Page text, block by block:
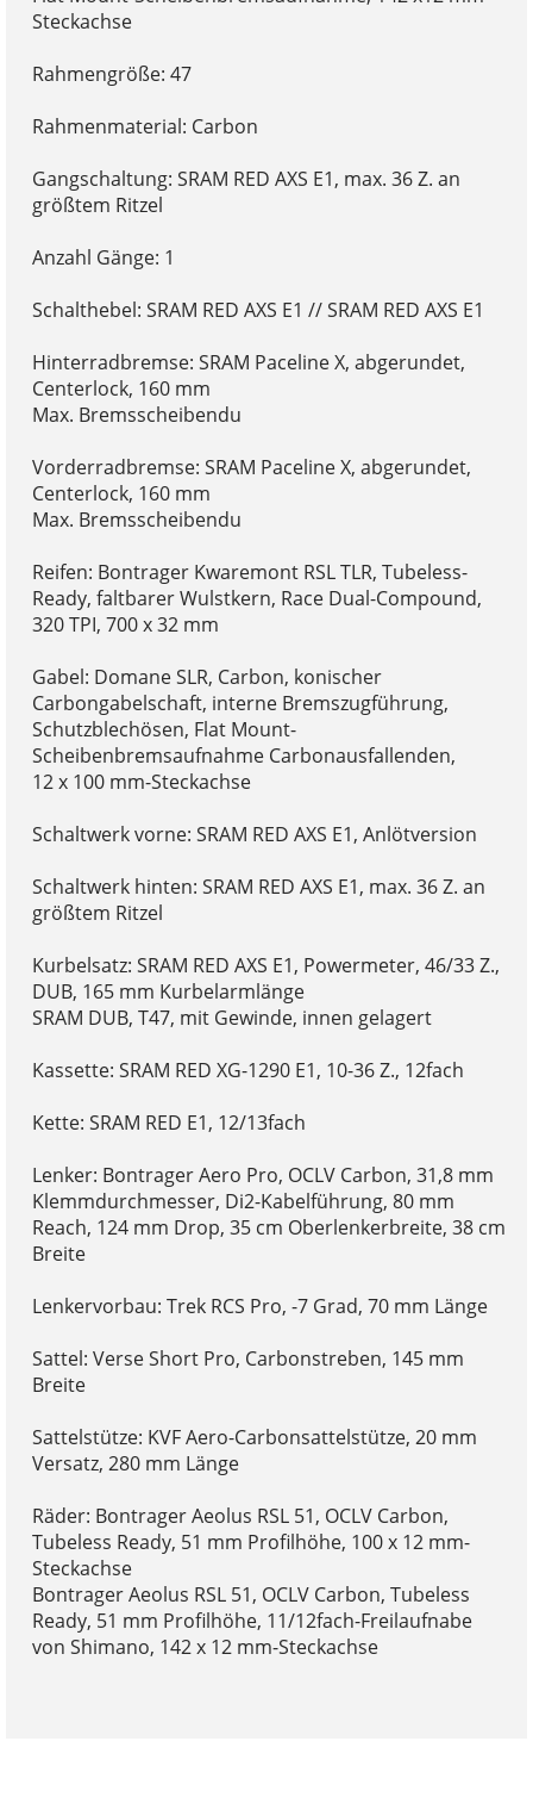
Steckachse
Rahmengröße: 47
Rahmenmaterial: Carbon
Gangschaltung: SRAM RED AXS E1, max. 36 Z. an
größtem Ritzel
Anzahl Gänge: 1
Schalthebel: SRAM RED AXS E1 // SRAM RED AXS E1
Hinterradbremse: SRAM Paceline X, abgerundet,
Centerlock, 160 mm
Max. Bremsscheibendu
Vorderradbremse: SRAM Paceline X, abgerundet,
Centerlock, 160 mm
Max. Bremsscheibendu
Reifen: Bontrager Kwaremont RSL TLR, Tubeless-
Ready, faltbarer Wulstkern, Race Dual-Compound,
320 TPI, 700 x 32 mm
Gabel: Domane SLR, Carbon, konischer
Carbongabelschaft, interne Bremszugführung,
Schutzblechösen, Flat Mount-
Scheibenbremsaufnahme Carbonausfallenden,
12 x 100 mm-Steckachse
Schaltwerk vorne: SRAM RED AXS E1, Anlötversion
Schaltwerk hinten: SRAM RED AXS E1, max. 36 Z. an
größtem Ritzel
Kurbelsatz: SRAM RED AXS E1, Powermeter, 46/33 Z.,
DUB, 165 mm Kurbelarmlänge
SRAM DUB, T47, mit Gewinde, innen gelagert
Kassette: SRAM RED XG-1290 E1, 10-36 Z., 12fach
Kette: SRAM RED E1, 12/13fach
Lenker: Bontrager Aero Pro, OCLV Carbon, 31,8 mm
Klemmdurchmesser, Di2-Kabelführung, 80 mm
Reach, 124 mm Drop, 35 cm Oberlenkerbreite, 38 cm
Breite
Lenkervorbau: Trek RCS Pro, -7 Grad, 70 mm Länge
Sattel: Verse Short Pro, Carbonstreben, 145 mm
Breite
Sattelstütze: KVF Aero-Carbonsattelstütze, 20 mm
Versatz, 280 mm Länge
Räder: Bontrager Aeolus RSL 51, OCLV Carbon,
Tubeless Ready, 51 mm Profilhöhe, 100 x 12 mm-
Steckachse
Bontrager Aeolus RSL 51, OCLV Carbon, Tubeless
Ready, 51 mm Profilhöhe, 11/12fach-Freilaufnabe
von Shimano, 142 x 12 mm-Steckachse